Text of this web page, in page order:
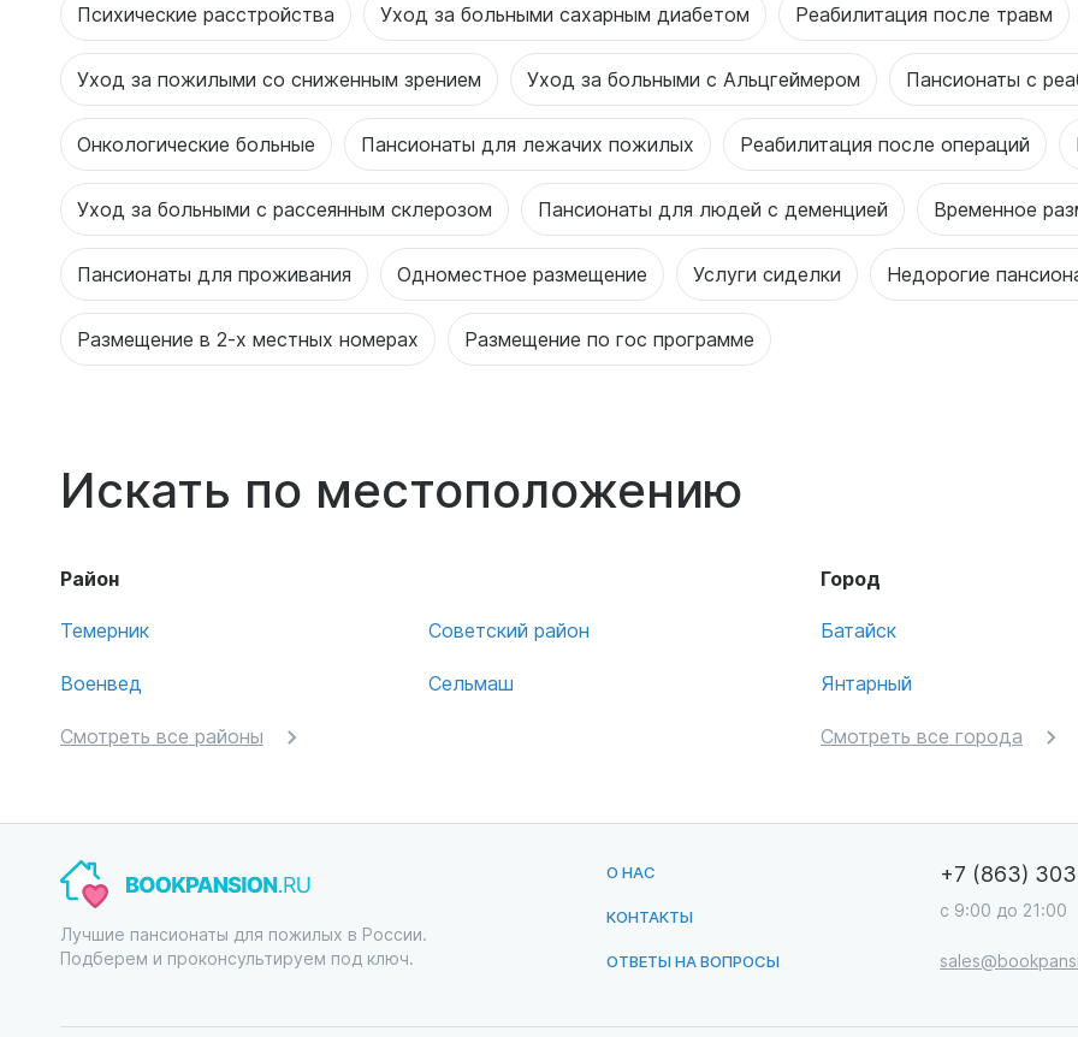
Психические расстройства Уход за больными сахарным диабетом Реабилитация после травм
Уход за пожилыми со сниженным зрением Уход за больными с Альцгеймером Пансионаты с
Онкологические больные Пансионаты для лежачих пожилых Реабилитация после операций
Уход за больными с рассеянным склерозом Пансионаты для людей с деменцией Временное
Пансионаты для проживания Одноместное размещение Услуги сиделки Недорогие
Размещение в 2-х местных номерах Размещение по гос программе
Искать по местоположению
Район
Темерник
Военвед
Советский район
Сельмаш
Смотреть все районы
Город
Батайск
Янтарный
Смотреть все города
Лучшие пансионаты для пожилых в России.
Подберем и проконсультируем под ключ.
О НАС
КОНТАКТЫ
ОТВЕТЫ НА ВОПРОСЫ
+7 (863)
с 9:00 до 21:00